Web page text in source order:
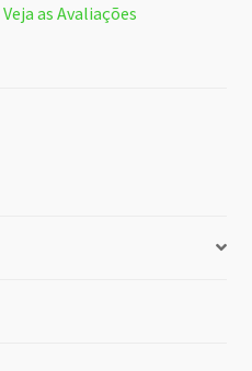
Veja as Avaliações